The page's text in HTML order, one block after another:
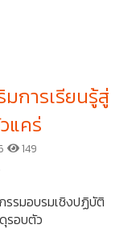
มการเรียนรู้สู่
แคร่
149
รรมอบรมเชิงปฏิบัติ
รอบตัว